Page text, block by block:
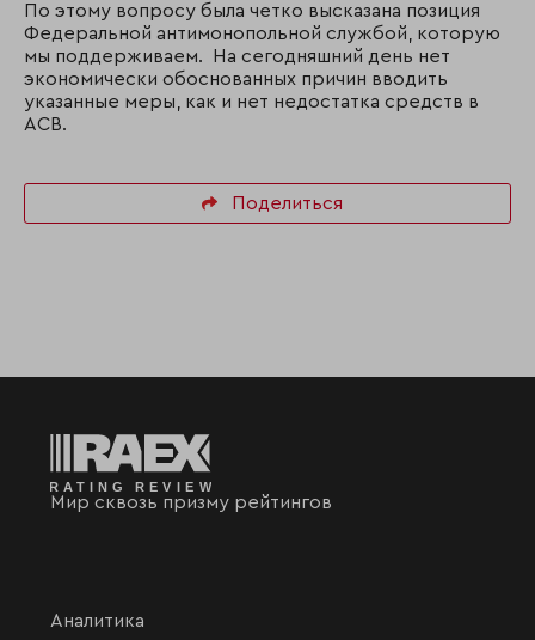
По этому вопросу была четко высказана позиция
Федеральной антимонопольной службой, которую
мы поддерживаем. На сегодняшний день нет
экономически обоснованных причин вводить
указанные меры, как и нет недостатка средств в
АСВ.
Поделиться
Мир сквозь призму рейтингов
Аналитика